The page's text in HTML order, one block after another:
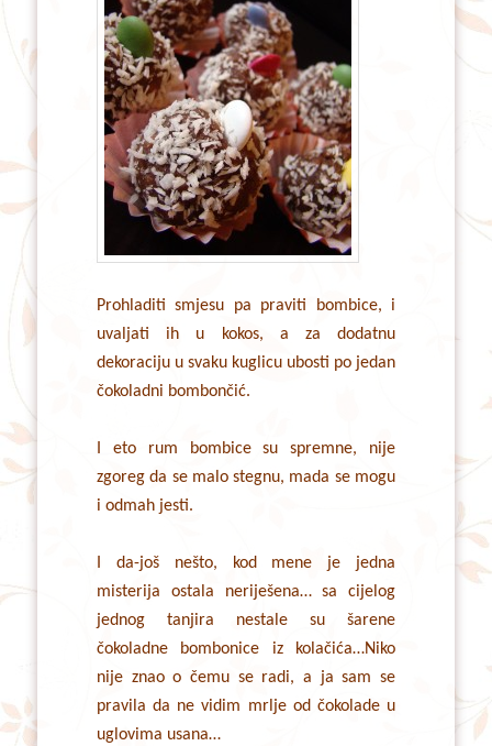
Prohladiti smjesu pa praviti bombice, i
uvaljati ih u kokos, a za dodatnu
dekoraciju u svaku kuglicu ubosti po jedan
čokoladni bombončić.
I eto rum bombice su spremne, nije
zgoreg da se malo stegnu, mada se mogu
i odmah jesti.
I da-još nešto, kod mene je jedna
misterija ostala neriješena… sa cijelog
jednog tanjira nestale su šarene
čokoladne bombonice iz kolačića…Niko
nije znao o čemu se radi, a ja sam se
pravila da ne vidim mrlje od čokolade u
uglovima usana…